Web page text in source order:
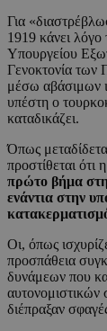
Για
1919 κάνει λόγο
Υπουργείου
Γενοκτονία των
μέσω αβάσιμων
υπέστη ο
καταδικάζει.
Όπως
προστίθεται
πρώτο βήμα
ενάντια στην
Οι, όπως
προσπάθεια
δυνάμεων που
αυτονομιστικών
διέπραξαν